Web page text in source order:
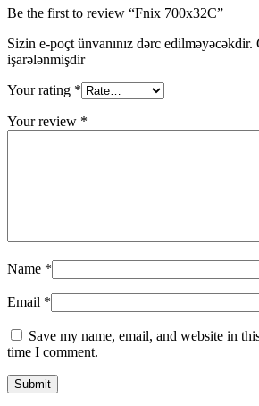
Be the first to review “Fnix 700x32C”
Sizin e-poçt ünvanınız dərc edilməyəcəkdir.
işarələnmişdir
Your rating *
Your review *
Name *
Email *
Save my name, email, and website in
time I comment.